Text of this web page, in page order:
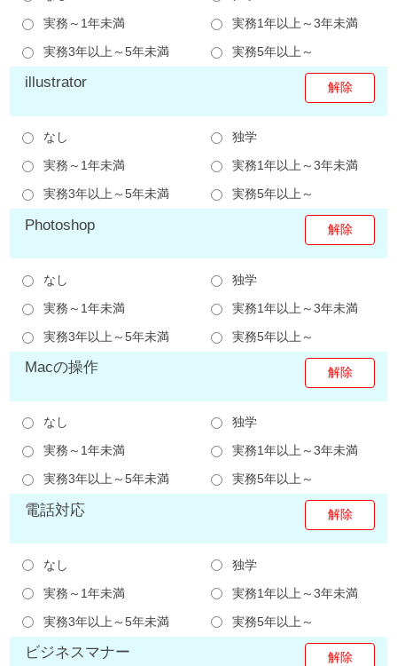
実務～1年未満
実務1年以上～3年未満
実務3年以上～5年未満
実務5年以上～
illustrator
なし
独学
実務～1年未満
実務1年以上～3年未満
実務3年以上～5年未満
実務5年以上～
Photoshop
なし
独学
実務～1年未満
実務1年以上～3年未満
実務3年以上～5年未満
実務5年以上～
Macの操作
なし
独学
実務～1年未満
実務1年以上～3年未満
実務3年以上～5年未満
実務5年以上～
電話対応
なし
独学
実務～1年未満
実務1年以上～3年未満
実務3年以上～5年未満
実務5年以上～
ビジネスマナー